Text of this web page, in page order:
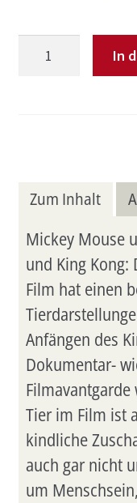
In
Zum Inhalt
Mickey Mouse
und King Kong:
Film hat einen
Anfängen des
Dokumentar-
Tier im Film ist
kindliche
auch gar nicht
um